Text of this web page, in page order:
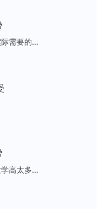
际需要的…
学高太多…